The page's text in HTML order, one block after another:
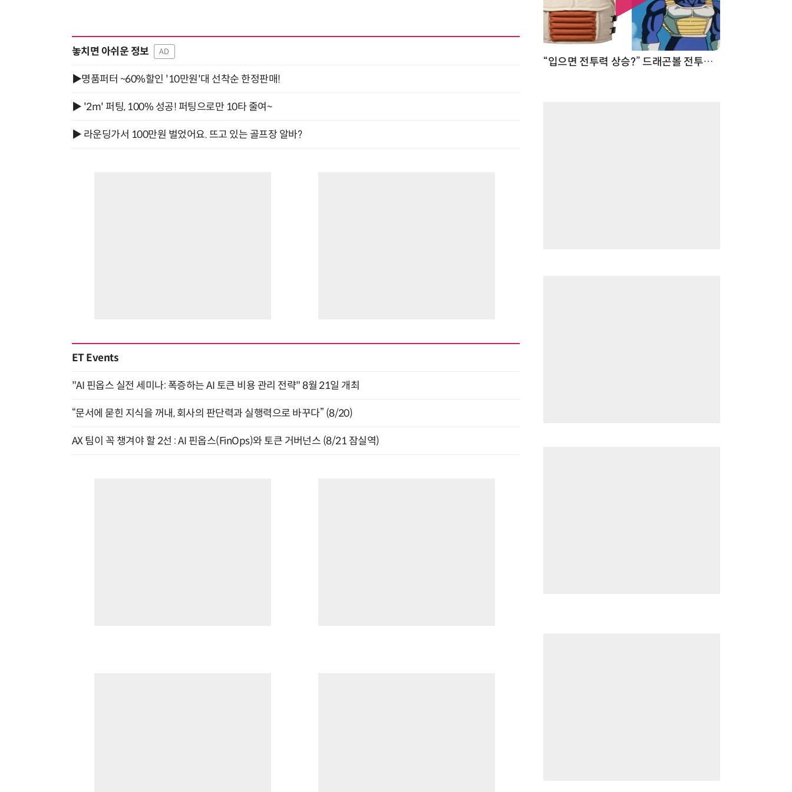
놓치면 아쉬운 정보 AD
▶명품퍼터 ~60%할인 '10만원'대 선착순 한정판매!
▶ '2m' 퍼팅, 100% 성공! 퍼팅으로만 10타 줄여~
▶ 라운딩가서 100만원 벌었어요. 뜨고 있는 골프장 알바?
ET Events
"AI 핀옵스 실전 세미나: 폭증하는 AI 토큰 비용 관리 전략" 8월 21일 개최
“문서에 묻힌 지식을 꺼내, 회사의 판단력과 실행력으로 바꾸다” (8/20)
AX 팀이 꼭 챙겨야 할 2선 : AI 핀옵스(FinOps)와 토큰 거버넌스 (8/21 잠실역)
“입으면 전투력 상승?” 드래곤볼 전투복 닮은 중량조끼